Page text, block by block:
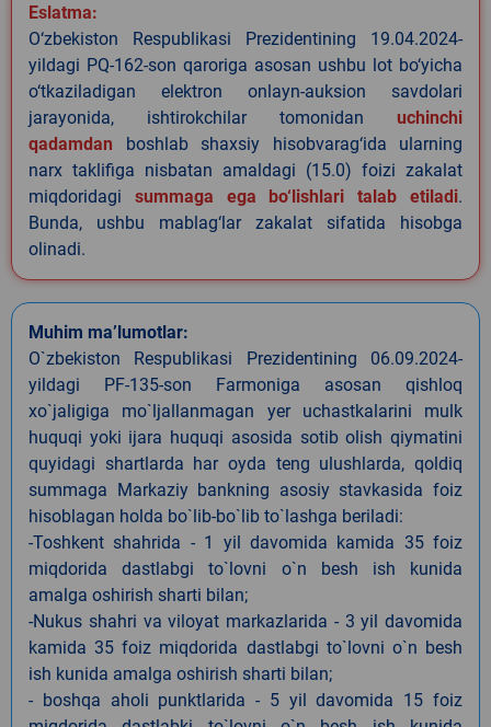
Eslatma:
O‘zbekiston Respublikasi Prezidentining 19.04.2024-
yildagi PQ-162-son qaroriga asosan ushbu lot bo‘yicha
o‘tkaziladigan elektron onlayn-auksion savdolari
jarayonida, ishtirokchilar tomonidan uchinchi
qadamdan boshlab shaxsiy hisobvarag‘ida ularning
narx taklifiga nisbatan amaldagi (15.0) foizi zakalat
miqdoridagi summaga ega bo‘lishlari talab etiladi.
Bunda, ushbu mablag‘lar zakalat sifatida hisobga
olinadi.
Muhim ma’lumotlar:
O`zbekiston Respublikasi Prezidentining 06.09.2024-
yildagi PF-135-son Farmoniga asosan qishloq
xo`jaligiga mo`ljallanmagan yer uchastkalarini mulk
huquqi yoki ijara huquqi asosida sotib olish qiymatini
quyidagi shartlarda har oyda teng ulushlarda, qoldiq
summaga Markaziy bankning asosiy stavkasida foiz
hisoblagan holda bo`lib-bo`lib to`lashga beriladi:
-Toshkent shahrida - 1 yil davomida kamida 35 foiz
miqdorida dastlabgi to`lovni o`n besh ish kunida
amalga oshirish sharti bilan;
-Nukus shahri va viloyat markazlarida - 3 yil davomida
kamida 35 foiz miqdorida dastlabgi to`lovni o`n besh
ish kunida amalga oshirish sharti bilan;
- boshqa aholi punktlarida - 5 yil davomida 15 foiz